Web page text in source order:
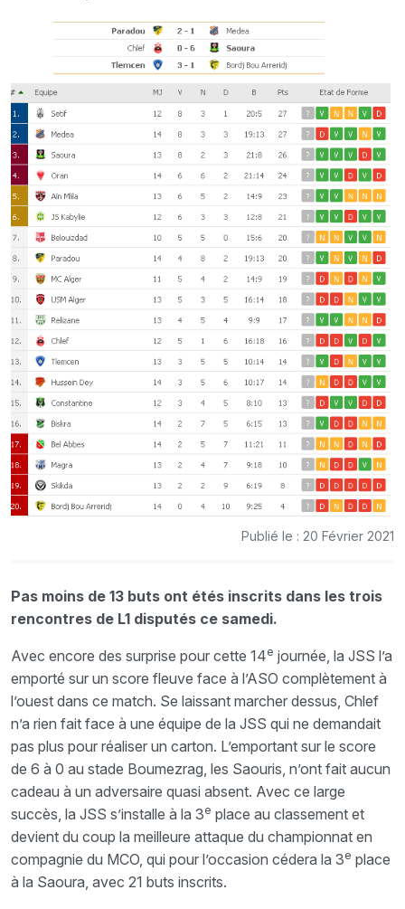
Publié le : 20 Février 2021
Pas moins de 13 buts ont étés inscrits dans les trois
rencontres de L1 disputés ce samedi.
Avec encore des surprise pour cette 14e journée, la JSS l’a
emporté sur un score fleuve face à l’ASO complètement à
l’ouest dans ce match. Se laissant marcher dessus, Chlef
n’a rien fait face à une équipe de la JSS qui ne demandait
pas plus pour réaliser un carton. L’emportant sur le score
de 6 à 0 au stade Boumezrag, les Saouris, n’ont fait aucun
cadeau à un adversaire quasi absent. Avec ce large
succès, la JSS s’installe à la 3e place au classement et
devient du coup la meilleure attaque du championnat en
compagnie du MCO, qui pour l’occasion cédera la 3e place
à la Saoura, avec 21 buts inscrits.